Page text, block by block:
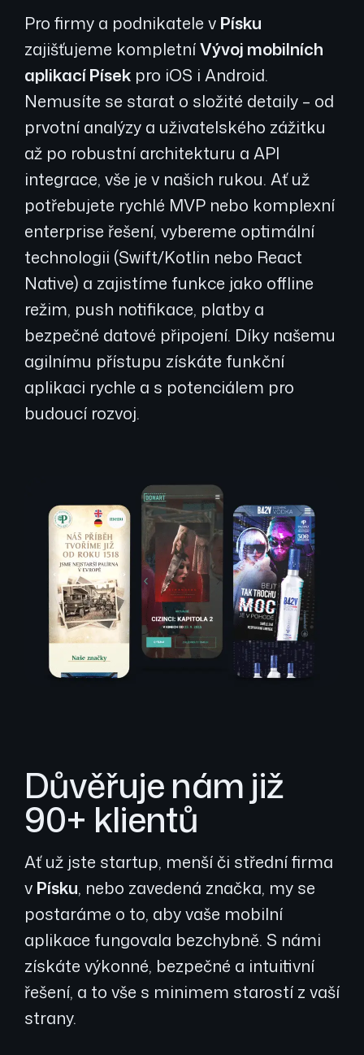
Pro firmy a podnikatele v Písku
zajišťujeme kompletníVývoj mobilních
aplikací Písek pro iOS i Android.
Nemusíte se starat o složité detaily – od
prvotní analýzy a uživatelského zážitku
až po robustní architekturu a API
integrace, vše je v našich rukou. Ať už
potřebujete rychlé MVP nebo komplexní
enterprise řešení, vybereme optimální
technologii (Swift/Kotlin nebo React
Native) a zajistíme funkce jako offline
režim, push notifikace, platby a
bezpečné datové připojení. Díky našemu
agilnímu přístupu získáte funkční
aplikaci rychle a s potenciálem pro
budoucí rozvoj.
Důvěřuje nám již
90+ klientů
Ať už jste startup, menší či střední firma
v Písku, nebo zavedená značka, my se
postaráme o to, aby vaše mobilní
aplikace fungovala bezchybně. S námi
získáte výkonné, bezpečné a intuitivní
řešení, a to vše s minimem starostí z vaší
strany.